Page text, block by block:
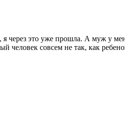
через это уже прошла. А муж у
человек совсем не так, как